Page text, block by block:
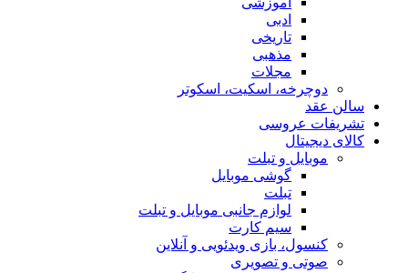
ادبی
تاریخی
مذهبی
مجلات
دوچرخه، اسکیت، اسکوتر
سالن عقد
تشریفات عروسی
کالای دیجیتال
موبایل و تبلت
گوشی موبایل
تبلت
لوازم جانبی موبایل و تبلت
سیم کارت
کنسول، بازی‌ ویدئویی و آنلاین
صوتی و تصویری